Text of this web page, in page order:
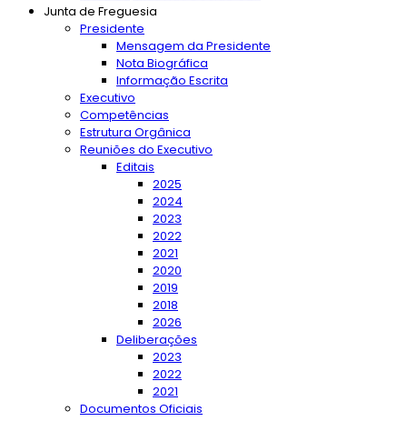
Junta de Freguesia
Presidente
Mensagem da Presidente
Nota Biográfica
Informação Escrita
Executivo
Competências
Estrutura Orgânica
Reuniões do Executivo
Editais
2025
2024
2023
2022
2021
2020
2019
2018
2026
Deliberações
2023
2022
2021
Documentos Oficiais